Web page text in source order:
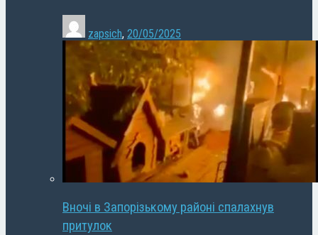
zapsich, 20/05/2025
Вночі в Запорізькому районі спалахнув
притулок